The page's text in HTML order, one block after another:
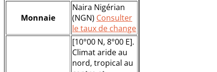
Monnaie
Naira Nigérian
(NGN) Consulter
le taux de change
[10°00 N, 8°00 E].
Climat aride au
nord, tropical au